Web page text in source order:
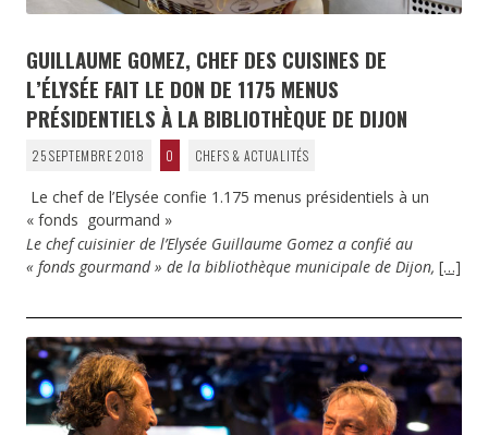
GUILLAUME GOMEZ, CHEF DES CUISINES DE
L’ÉLYSÉE FAIT LE DON DE 1175 MENUS
PRÉSIDENTIELS À LA BIBLIOTHÈQUE DE DIJON
25 SEPTEMBRE 2018 0 CHEFS & ACTUALITÉS
Le chef de l’Elysée confie 1.175 menus présidentiels à un
« fonds gourmand »
Le chef cuisinier de l’Elysée Guillaume Gomez a confié au
« fonds gourmand » de la bibliothèque municipale de Dijon, […]